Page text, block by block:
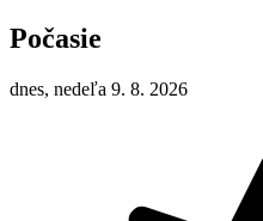
Počasie
dnes, nedeľa 9. 8. 2026